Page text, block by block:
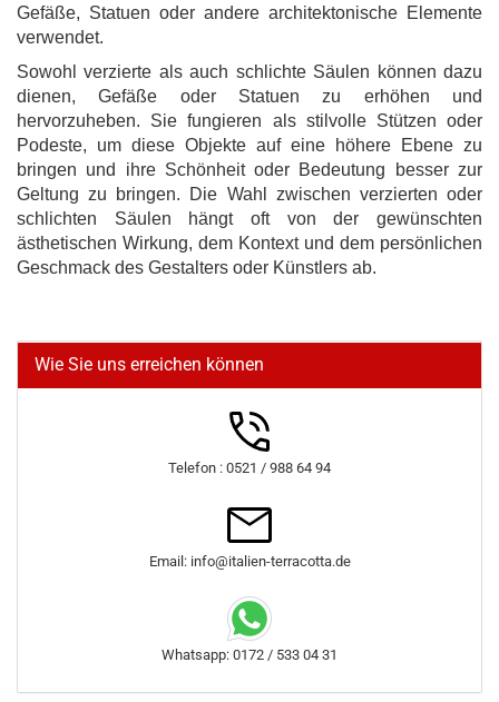
Gefäße, Statuen oder andere architektonische Elemente
verwendet.
Sowohl verzierte als auch schlichte Säulen können dazu
dienen, Gefäße oder Statuen zu erhöhen und
hervorzuheben. Sie fungieren als stilvolle Stützen oder
Podeste, um diese Objekte auf eine höhere Ebene zu
bringen und ihre Schönheit oder Bedeutung besser zur
Geltung zu bringen. Die Wahl zwischen verzierten oder
schlichten Säulen hängt oft von der gewünschten
ästhetischen Wirkung, dem Kontext und dem persönlichen
Geschmack des Gestalters oder Künstlers ab.
Wie Sie uns erreichen können
Telefon : 0521 / 988 64 94
Email: info@italien-terracotta.de
Whatsapp: 0172 / 533 04 31